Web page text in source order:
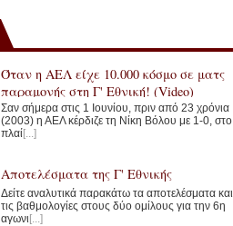
Όταν η ΑΕΛ είχε 10.000 κόσμο σε ματς
παραμονής στη Γ' Εθνική! (Video)
Σαν σήμερα στις 1 Ιουνίου, πριν από 23 χρόνια
(2003) η ΑΕΛ κέρδιζε τη Νίκη Βόλου με 1-0, στο
πλαί [...]
Αποτελέσματα της Γ' Εθνικής
Δείτε αναλυτικά παρακάτω τα αποτελέσματα και
τις βαθμολογίες στους δύο ομίλους για την 6η
αγωνι [...]